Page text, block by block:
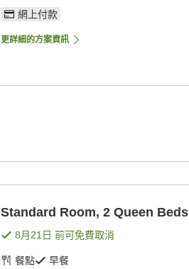
網上付款
更詳細的方案資訊
Standard Room, 2 Queen Beds
8月21日 前可免費取消
餐點 早餐